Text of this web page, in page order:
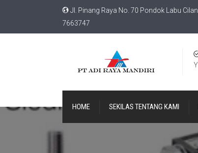
Jl. Pinang Raya No. 70 Pondok Labu
7663747
HOME SEKILAS TENTANG KAMI